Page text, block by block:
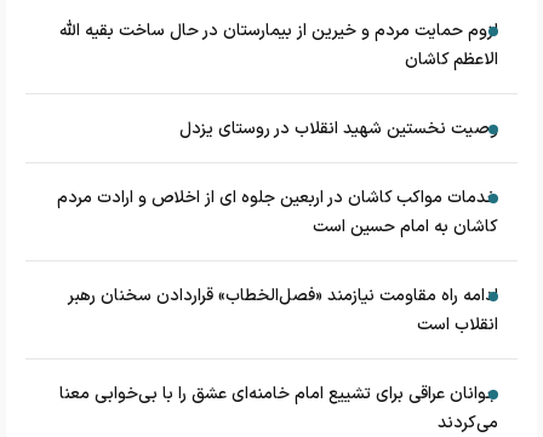
لزوم حمایت مردم و خیرین از بیمارستان در حال ساخت بقیه الله
الاعظم کاشان
وصیت نخستین شهید انقلاب در روستای یزدل
خدمات مواکب کاشان در اربعین جلوه ای از اخلاص و ارادت مردم
کاشان به امام حسین است
ادامه راه مقاومت نیازمند «فصل‌الخطاب» قراردادن سخنان رهبر
انقلاب است
جوانان عراقی برای تشییع امام خامنه‌ای عشق را با بی‌خوابی معنا
می‌کردند